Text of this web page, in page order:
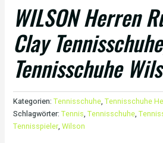
WILSON Herren
Clay
Tennisschuhe
Kategorien: Tennisschuhe, Tennisschuhe
Schlagwörter: Tennis, Tennisschuhe,
Tennisspieler, Wilson